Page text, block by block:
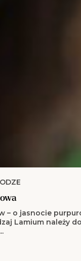
– o jasnocie
Lamium należy